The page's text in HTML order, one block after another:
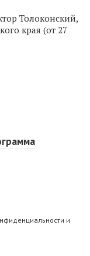
Толоконский,
края (от 27
и